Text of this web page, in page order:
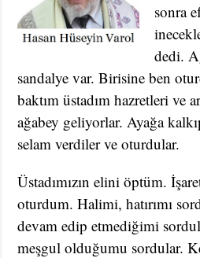
sonra
dedi.
sandalye var. Birisine ben
baktım üstadım hazretleri ve
ağabey geliyorlar. Ayağa
selam verdiler ve oturdular.
Üstadımızın elini öptüm.
oturdum. Halimi, hatırımı
devam edip etmediğimi
meşgul olduğumu sordular.